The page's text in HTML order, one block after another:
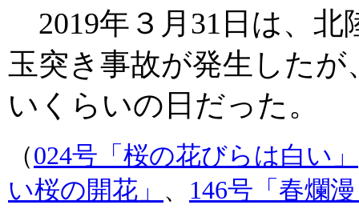
2019年３月31日は、北
玉突き事故が発生した
いくらいの日だった。
（024号「桜の花びらは白い」
い桜の開花」 、 146号「春爛